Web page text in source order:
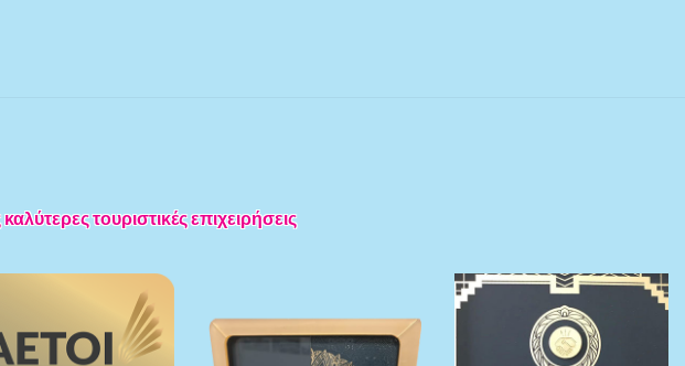
τουριστικές επιχειρήσεις